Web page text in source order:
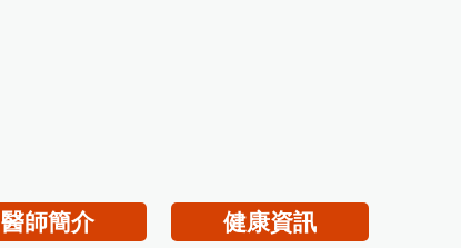
醫師簡介 健康資訊